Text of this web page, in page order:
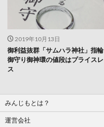
2019年10月13日
御利益抜群「サムハラ神社」指輪
御守り御神環の値段はプライスレ
ス
みんじもとは？
運営会社